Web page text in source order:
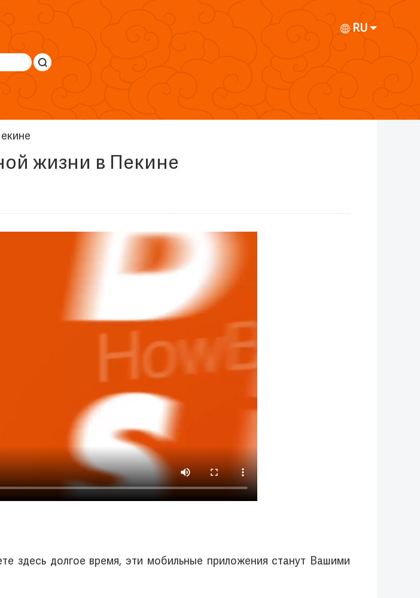
RU
жизни в Пекине
здесь долгое время, эти мобильные приложения станут Вашими